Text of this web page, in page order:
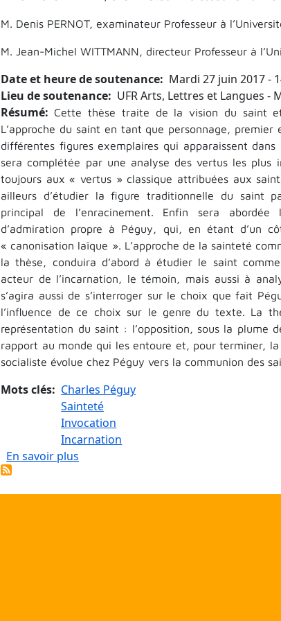
M. Denis PERNOT, examinateur Professeur à
M. Jean-Michel WITTMANN, directeur Professeur à
Date et heure de soutenance
Mardi 27 juin 2017 -
Lieu de soutenance
UFR Arts, Lettres et Langues -
Résumé
Cette thèse traite de la vision du saint
L’approche du saint en tant que personnage,
différentes figures exemplaires qui apparaissent
sera complétée par une analyse des vertus les plus
toujours aux « vertus » classique attribuées aux
ailleurs d’étudier la figure traditionnelle du saint
principal de l’enracinement. Enfin sera abordée
d’admiration propre à Péguy, qui, en étant d’un
« canonisation laïque ». L’approche de la sainteté
la thèse, conduira d’abord à étudier le saint
acteur de l’incarnation, le témoin, mais aussi à
s’agira aussi de s’interroger sur le choix que fait
l’influence de ce choix sur le genre du texte. La
représentation du saint : l’opposition, sous la
rapport au monde qui les entoure et, pour terminer,
socialiste évolue chez Péguy vers la communion des
Mots clés
Charles Péguy
Sainteté
Invocation
Incarnation
En savoir plus